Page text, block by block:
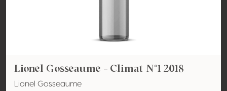
Lionel Gosseaume - Climat N°1 2018
Lionel Gosseaume